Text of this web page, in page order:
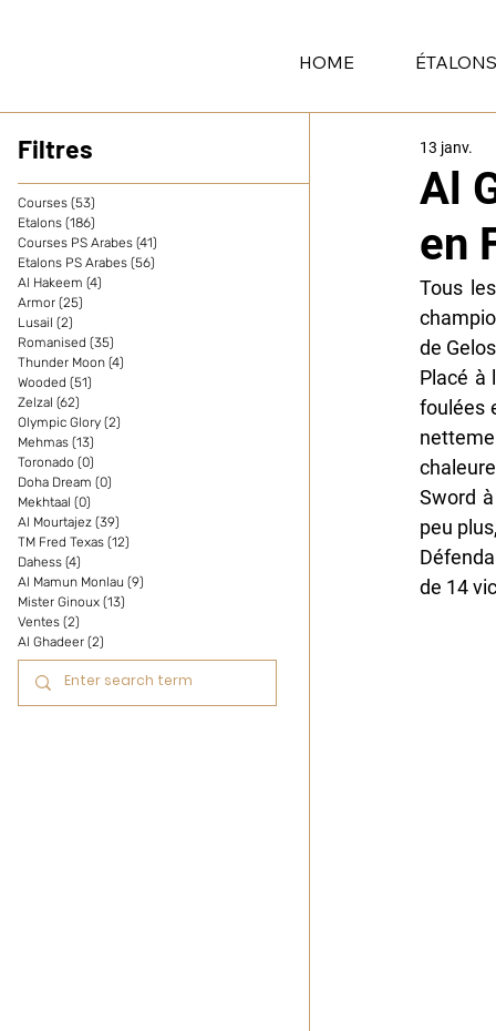
HOME ÉTALONS
Filtres
Al
en
13 janv.
Tous
de
Placé à
foulées
Sword
peu
de 14
Courses (53)
Etalons (186)
Courses PS Arabes (41)
Etalons PS Arabes (56)
Al Hakeem (4)
Armor (25)
Lusail (2)
Romanised (35)
Thunder Moon (4)
Wooded (51)
Zelzal (62)
Olympic Glory (2)
Mehmas (13)
Toronado (0)
Doha Dream (0)
Mekhtaal (0)
Al Mourtajez (39)
TM Fred Texas (12)
Dahess (4)
Al Mamun Monlau (9)
Mister Ginoux (13)
Ventes (2)
Al Ghadeer (2)